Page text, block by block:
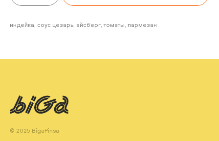
индейка, соус цезарь, айсберг, томаты, пармезан
© 2025 BigaPinsa